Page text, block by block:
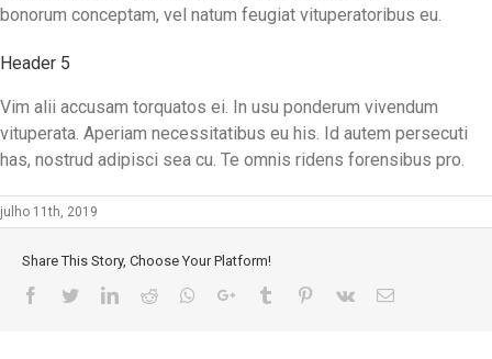
bonorum conceptam, vel natum feugiat vituperatoribus eu.
Header 5
Vim alii accusam torquatos ei. In usu ponderum vivendum
vituperata. Aperiam necessitatibus eu his. Id autem persecuti
has, nostrud adipisci sea cu. Te omnis ridens forensibus pro.
julho 11th, 2019
Share This Story, Choose Your Platform!
Facebook
TwitterLinkedIn
Reddit Whatsapp
Google+Tumblr Pinterest
Vk
E-